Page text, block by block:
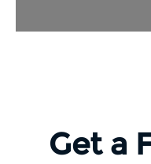
Get a